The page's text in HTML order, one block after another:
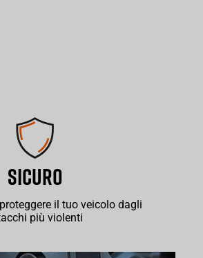
SICURO
il tuo veicolo dagli
più violenti